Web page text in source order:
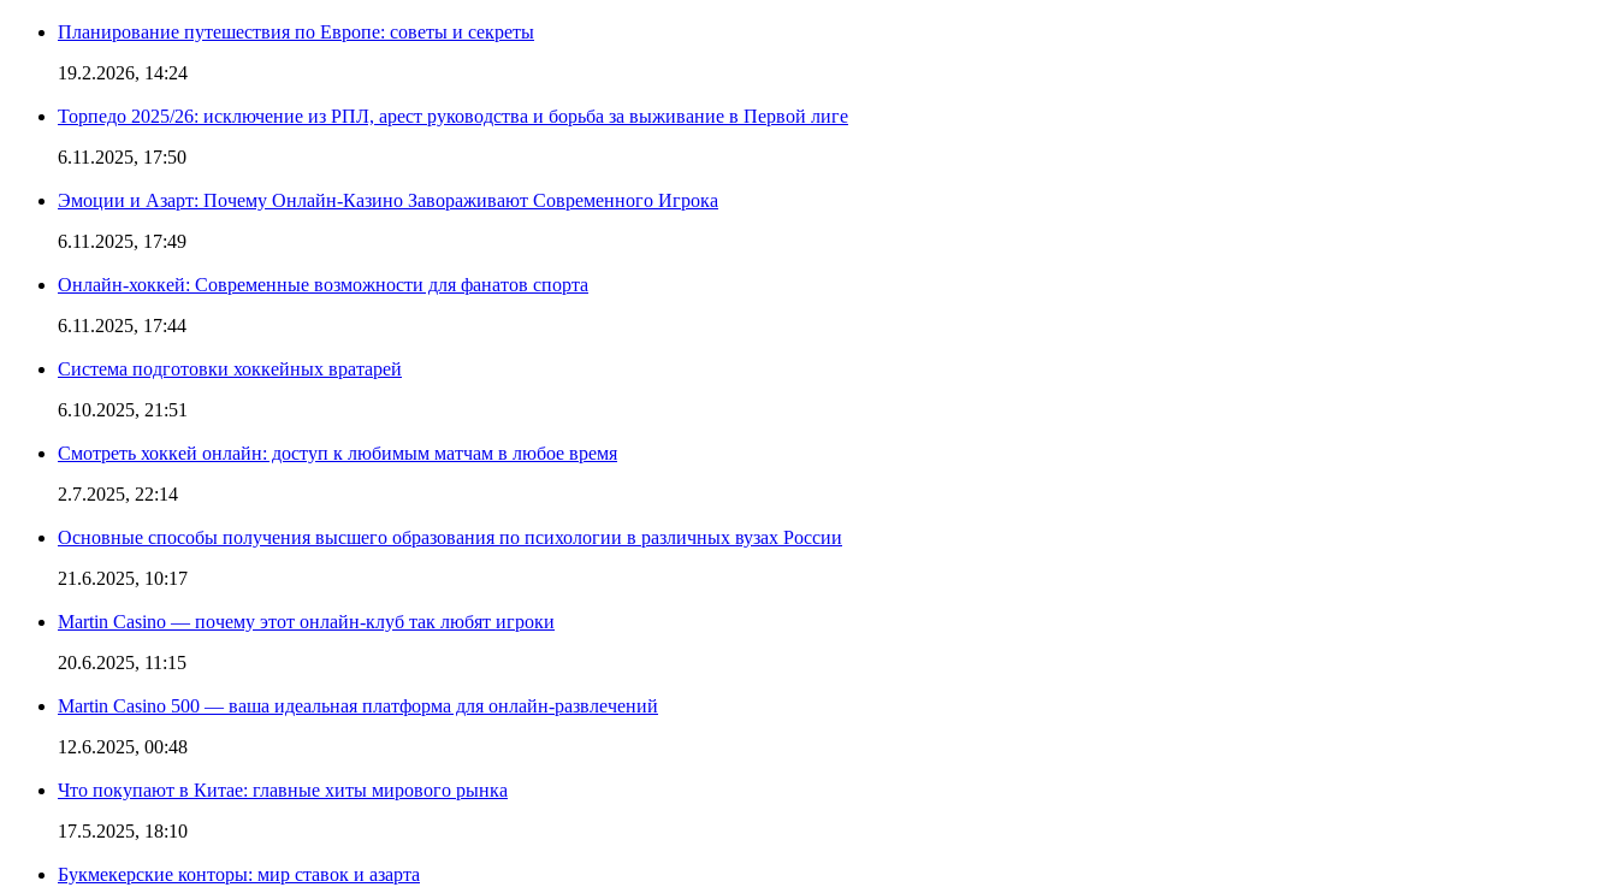
Планирование путешествия по Европе: советы и секреты
19.2.2026, 14:24
Торпедо 2025/26: исключение из РПЛ, арест руководства и борьба за выживание в Первой лиге
6.11.2025, 17:50
Эмоции и Азарт: Почему Онлайн-Казино Завораживают Современного Игрока
6.11.2025, 17:49
Онлайн-хоккей: Современные возможности для фанатов спорта
6.11.2025, 17:44
Система подготовки хоккейных вратарей
6.10.2025, 21:51
Смотреть хоккей онлайн: доступ к любимым матчам в любое время
2.7.2025, 22:14
Основные способы получения высшего образования по психологии в различных вузах России
21.6.2025, 10:17
Martin Casino — почему этот онлайн-клуб так любят игроки
20.6.2025, 11:15
Martin Casino 500 — ваша идеальная платформа для онлайн-развлечений
12.6.2025, 00:48
Что покупают в Китае: главные хиты мирового рынка
17.5.2025, 18:10
Букмекерские конторы: мир ставок и азарта